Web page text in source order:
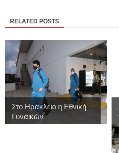
RELATED POSTS
Στο Ηράκλειο η Εθνική
Γυναικών